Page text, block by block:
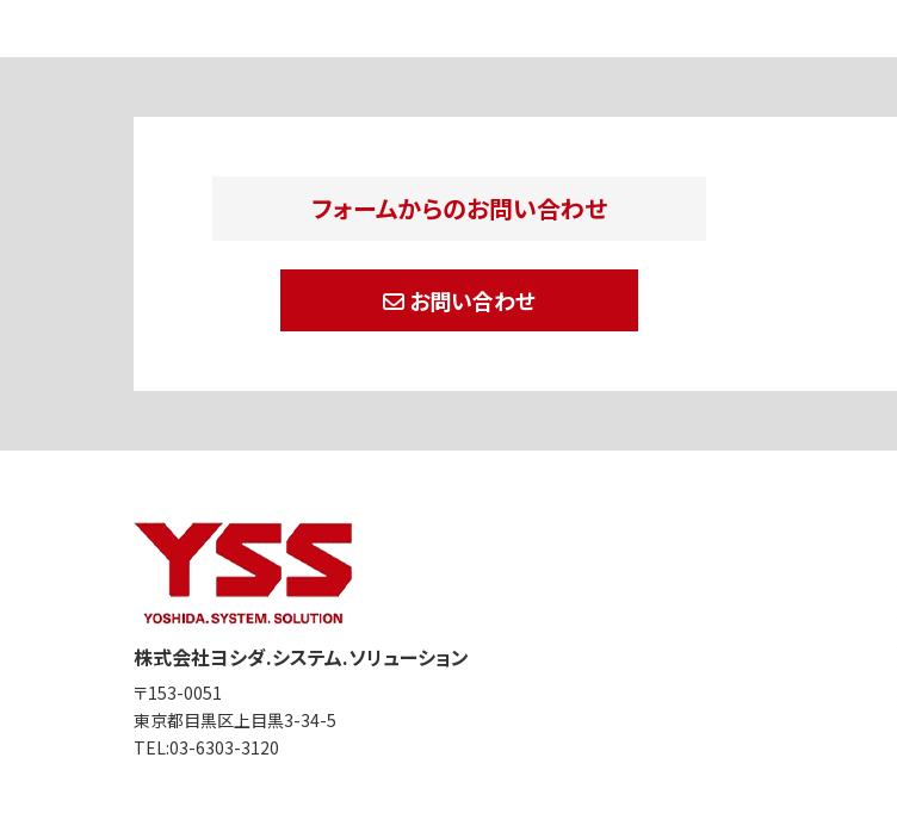
フォームからのお問い合わせ
お問い合わせ
株式会社ヨシダ.システム.ソリューション
〒153-0051
東京都目黒区上目黒3-34-5
TEL:03-6303-3120